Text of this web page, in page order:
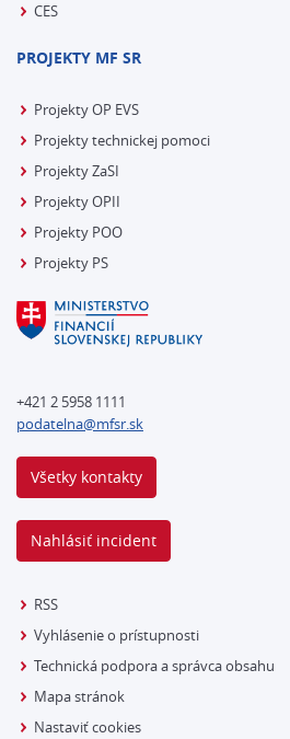
CES
PROJEKTY MF SR
Projekty OP EVS
Projekty technickej pomoci
Projekty ZaSI
Projekty OPII
Projekty POO
Projekty PS
+421 2 5958 1111
podatelna@mfsr.sk
Všetky kontakty
Nahlásiť incident
RSS
Vyhlásenie o prístupnosti
Technická podpora a správca obsahu
Mapa stránok
Nastaviť cookies